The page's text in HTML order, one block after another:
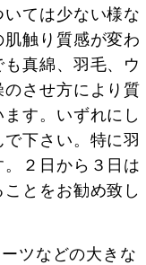
ては少ない様な
触り質感が変わ
真綿、羽毛、ウ
させ方により質
す。いずれにし
下さい。特に羽
２日から３日は
とをお勧め致し
ツなどの大きな